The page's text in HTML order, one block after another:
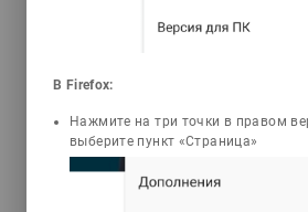
Мазмұны
library_books
emoji_objects
Мәселелер
В Firefox:
Нажмите на три точки в правом
выберите пункт «Страница»